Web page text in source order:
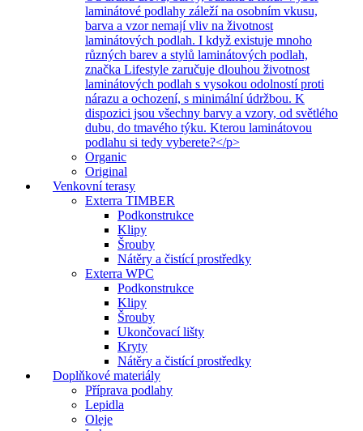
laminátové podlahy záleží na osobním vkusu,
barva a vzor nemají vliv na životnost
laminátových podlah. I když existuje mnoho
různých barev a stylů laminátových podlah,
značka Lifestyle zaručuje dlouhou životnost
laminátových podlah s vysokou odolností proti
nárazu a ochození, s minimální údržbou. K
dispozici jsou všechny barvy a vzory, od světlého
dubu, do tmavého týku. Kterou laminátovou
podlahu si tedy vyberete?</p>
Organic
Original
Venkovní terasy
Exterra TIMBER
Podkonstrukce
Klipy
Šrouby
Nátěry a čistící prostředky
Exterra WPC
Podkonstrukce
Klipy
Šrouby
Ukončovací lišty
Kryty
Nátěry a čistící prostředky
Doplňkové materiály
Příprava podlahy
Lepidla
Oleje